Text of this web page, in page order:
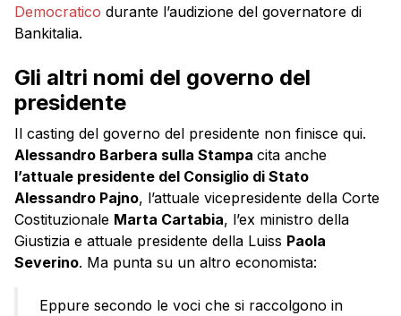
Democratico durante l’audizione del governatore di
Bankitalia.
Gli altri nomi del governo del
presidente
Il casting del governo del presidente non finisce qui.
Alessandro Barbera sulla Stampa cita anche
l’attuale presidente del Consiglio di Stato
Alessandro Pajno, l’attuale vicepresidente della Corte
Costituzionale Marta Cartabia, l’ex ministro della
Giustizia e attuale presidente della Luiss Paola
Severino. Ma punta su un altro economista:
Eppure secondo le voci che si raccolgono in